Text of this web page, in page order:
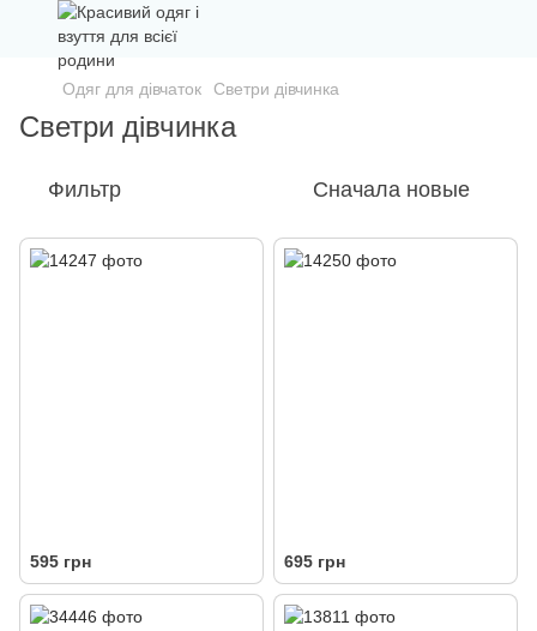
Одяг для дівчаток Светри дівчинка
Светри дівчинка
Фильтр Сначала новые
595 грн 695 грн